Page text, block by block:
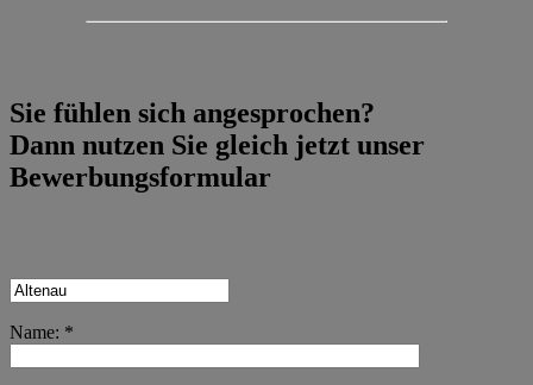
Sie fühlen sich angesprochen?
Dann nutzen Sie gleich jetzt unser
Bewerbungsformular
Name: *